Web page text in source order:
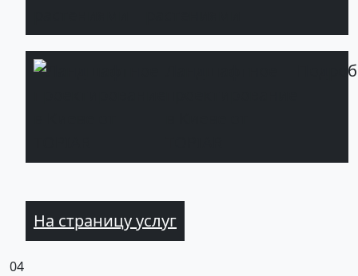
На страницу услуг
04